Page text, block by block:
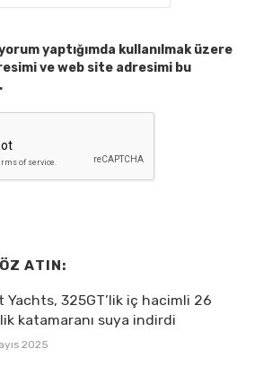
yaptığımda kullanılmak üzere
ve web site adresimi bu
ATIN:
Yachts, 325GT’lik iç hacimli 26
katamaranı suya indirdi
2025